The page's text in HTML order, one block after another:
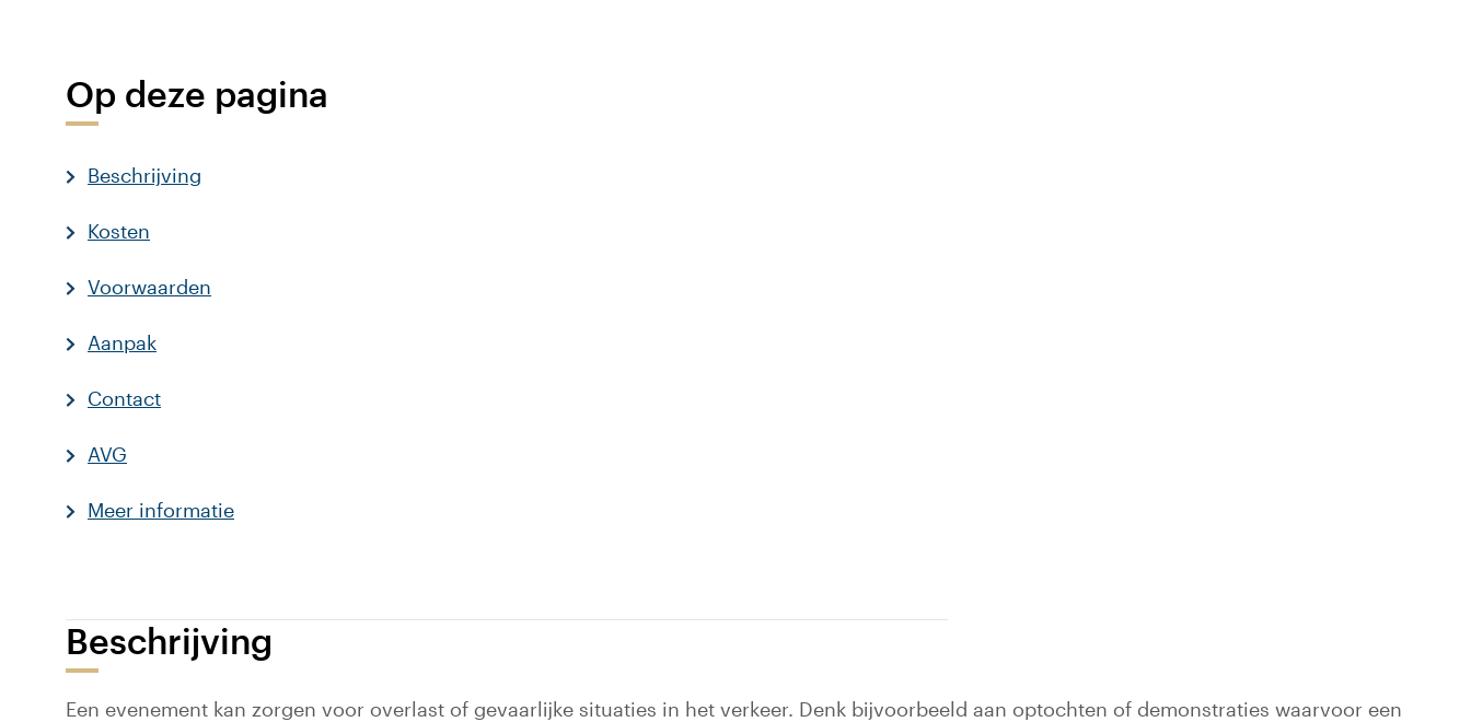
Op deze pagina
Beschrijving
Kosten
Voorwaarden
Aanpak
Contact
AVG
Meer informatie
Beschrijving
Een evenement kan zorgen voor overlast of gevaarlijke situaties in het verkeer. Denk bijvoorbeeld aan optochten of demonstraties waarvoor een